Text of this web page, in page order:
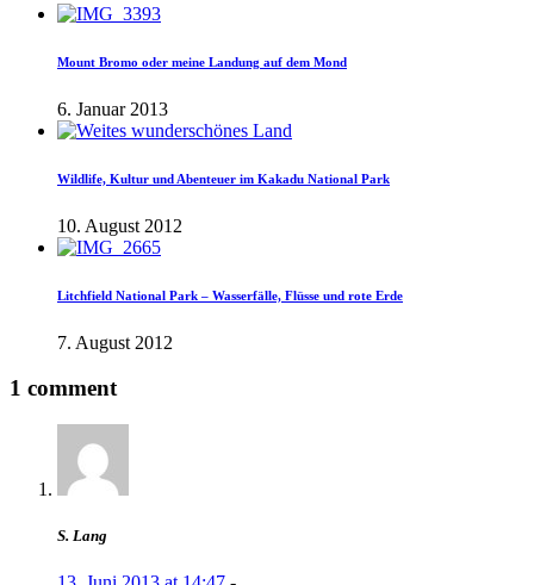
Mount Bromo oder meine Landung auf dem Mond
6. Januar 2013
Wildlife, Kultur und Abenteuer im Kakadu National Park
10. August 2012
Litchfield National Park – Wasserfälle, Flüsse und rote Erde
7. August 2012
1 comment
S. Lang